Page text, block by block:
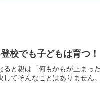
校でも子どもは育つ！
ると親は「何もかもが止ま
してそんなことはありません